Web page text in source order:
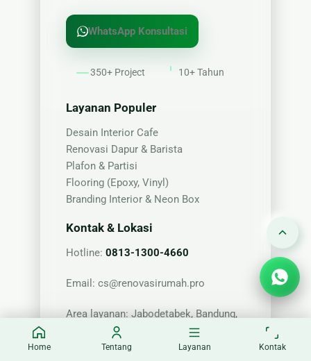
WhatsApp Konsultasi
350+ Project 10+ Tahun
Layanan Populer
Desain Interior Cafe
Renovasi Dapur & Barista
Plafon & Partisi
Flooring (Epoxy, Vinyl)
Branding Interior & Neon Box
Kontak & Lokasi
Hotline:0813-1300-4660
Email:cs@renovasirumah.pro
Area layanan: Jabodetabek, Bandung,
Surabaya (by request)
Home Tentang Layanan Kontak